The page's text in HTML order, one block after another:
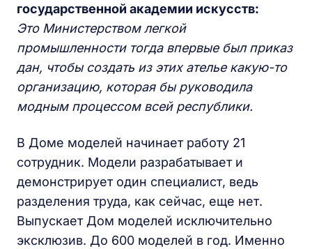
государственной академии искусств:
Это Министерством легкой
промышленности тогда впервые был приказ
дан, чтобы создать из этих ателье какую-то
организацию, которая бы руководила
модным процессом всей республики.
В Доме моделей начинает работу 21
сотрудник. Модели разрабатывает и
демонстрирует один специалист, ведь
разделения труда, как сейчас, еще нет.
Выпускает Дом моделей исключительно
эксклюзив. До 600 моделей в год. Именно